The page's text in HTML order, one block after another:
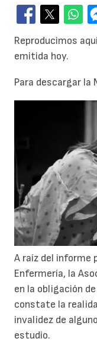
Reproducimos
emitida hoy.
Para descargar la
A raíz del informe
Enfermería, la
en la obligación
constate la
invalidez de
estudio.